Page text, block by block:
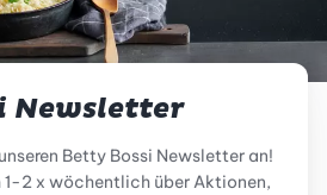
Newsletter
Betty Bossi Newsletter an!
2 x wöchentlich über Aktionen,